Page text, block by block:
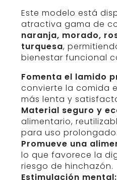
Este modelo está
atractiva gama de
naranja, morado,
turquesa,
bienestar funcional
Fomenta el lamido
convierte la comida
más lenta y
Material seguro y
alimentario,
para uso prolongado.
Promueve una
lo que favorece la
riesgo de hinchazón.
Estimulación mental: